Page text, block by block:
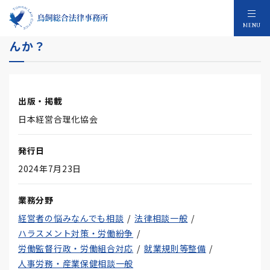
MENU
第130回 顧客対応、現場任せにしていませ
んか？
出版・掲載
日本経営合理化協会
発行日
2024年7月23日
業務分野
経営者の悩みなんでも相談
法律相談一般
ハラスメント対策・労働紛争
労働監督行政・労働組合対応
就業規則等整備
人事労務・産業保健相談一般